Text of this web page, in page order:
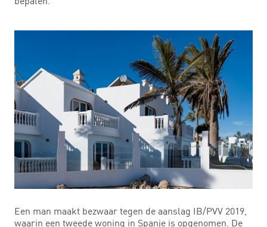
Een man maakt bezwaar tegen de aanslag IB/PVV 2019,
waarin een tweede woning in Spanje is opgenomen. De